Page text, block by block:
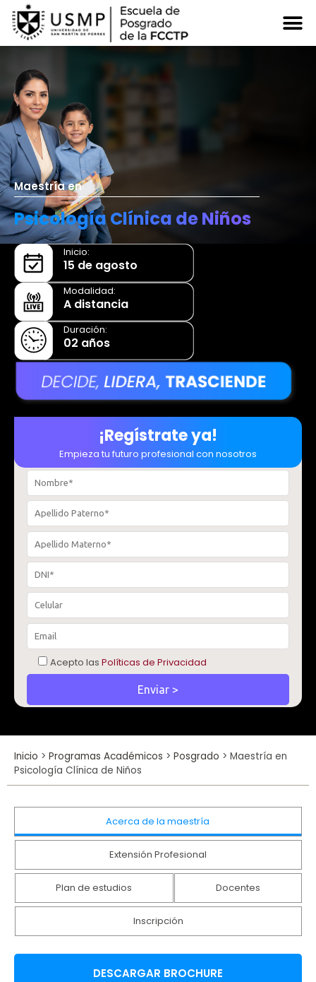
Maestría en
Psicología Clínica de Niños
Inicio:
15 de agosto
Modalidad:
A distancia
Duración:
02 años
¡Regístrate ya!​
Empieza tu futuro profesional con nosotros​
Acepto lasPolíticas de Privacidad
Inicio > Programas Académicos > Posgrado > Maestría en
Psicología Clínica de Niños
Acerca de la maestría
Extensión Profesional
Plan de estudios Docentes
Inscripción
DESCARGAR BROCHURE​